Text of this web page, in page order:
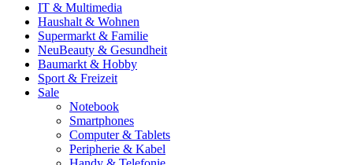
IT & Multimedia
Haushalt & Wohnen
Supermarkt & Familie
NeuBeauty & Gesundheit
Baumarkt & Hobby
Sport & Freizeit
Sale
Notebook
Smartphones
Computer & Tablets
Peripherie & Kabel